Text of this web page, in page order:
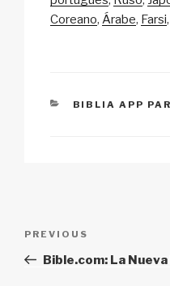
Li
b
k
Coreano Árabe Farsi
CATEGORIES
BIBLIA APP
Previous
Post
PREVIOUS
Bible.com: La